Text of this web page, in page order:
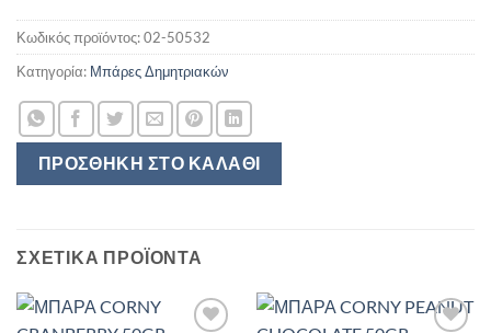
ΠΡΟΣΘΉΚΗ ΣΤΟ ΚΑΛΆΘΙ
Κωδικός προϊόντος:02-50532
Κατηγορία: Μπάρες Δημητριακών
ΣΧΕΤΙΚΆ ΠΡΟΪΌΝΤΑ